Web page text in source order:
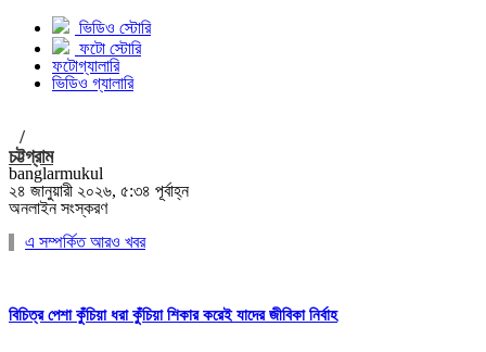
ভিডিও স্টোরি
ফটো স্টোরি
ফটোগ্যালারি
ভিডিও গ্যালারি
/
চট্টগ্রাম
banglarmukul
২৪ জানুয়ারী ২০২৬, ৫:৩৪ পূর্বাহ্ন
অনলাইন সংস্করণ
এ সম্পর্কিত আরও খবর
বিচিত্র পেশা কুঁচিয়া ধরা কুঁচিয়া শিকার করেই যাদের জীবিকা নির্বাহ